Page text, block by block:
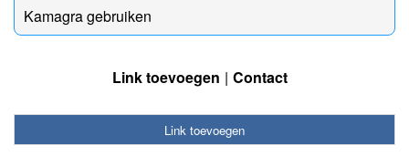
Kamagra gebruiken
Link toevoegen Contact
Link toevoegen